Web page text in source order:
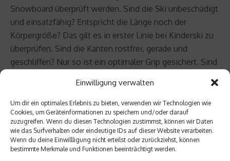
Einwilligung verwalten
Um dir ein optimales Erlebnis zu bieten, verwenden wir Technologien wie
Cookies, um Geräteinformationen zu speichern und/oder darauf
zuzugreifen. Wenn du diesen Technologien zustimmst, können wir Daten
wie das Surfverhalten oder eindeutige IDs auf dieser Website verarbeiten.
Wenn du deine Einwillligung nicht erteilst oder zurückziehst, können
bestimmte Merkmale und Funktionen beeinträchtigt werden.
Snowboard überprüft werden. Sind die Ski unbeschädigt
und einsatzfähig? Entspricht die Länge noch der
Körpergröße? Das gilt es in erster Linie bei Kinderski zu
überprüfen. Sind die Kanten rostfrei, gerade und
geschliffen? Nur so ist ein optimaler Grip gesichert. Sind
Sind die oben genannten sechs Punkte alle erfüllt, kann
es losgehen. Doch auch auf der Piste gilt es, einige
Regeln zu beachten. An erster Stelle steht hier:
Vorausschauend fahren. So kann man